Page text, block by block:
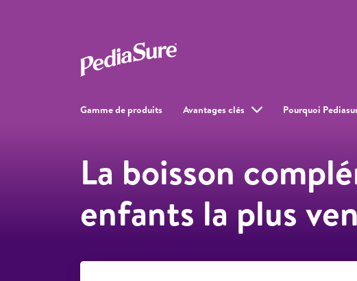
Gamme de produits Avantages clés Pourquoi
La boisson
enfants la plus